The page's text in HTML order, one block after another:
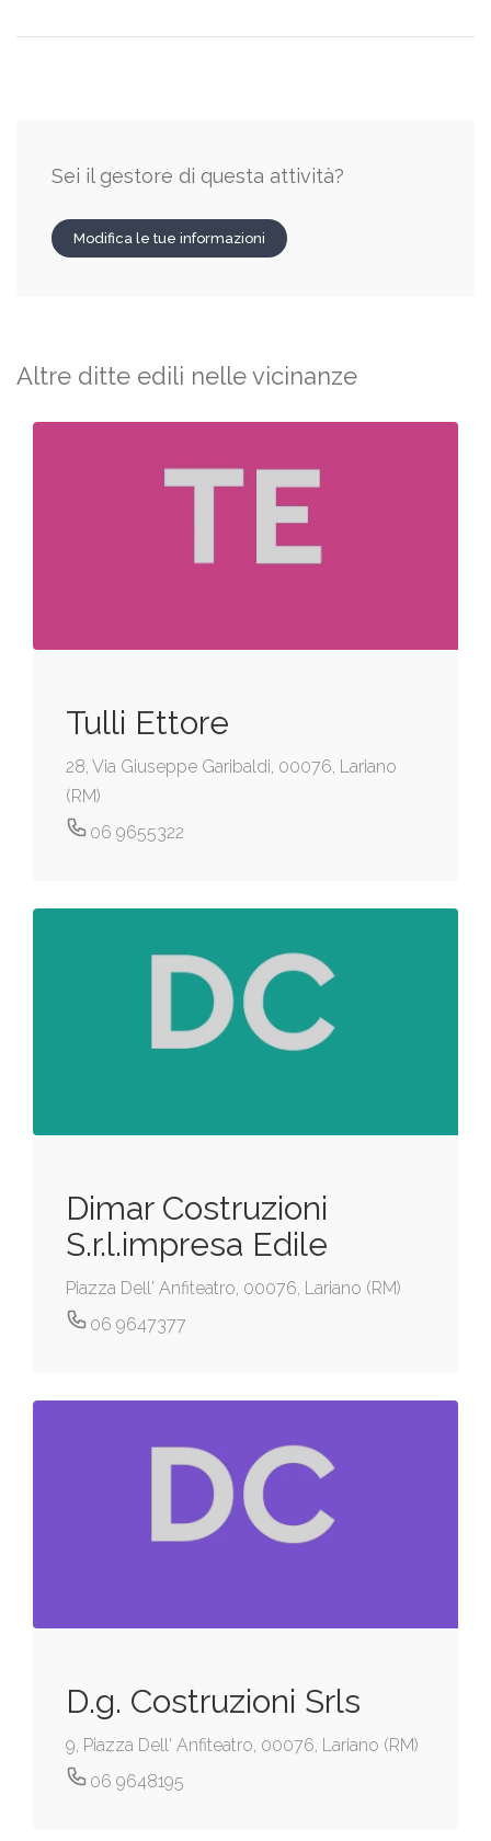
Sei il gestore di questa attività?
Modifica le tue informazioni
Altre ditte edili nelle vicinanze
Tulli Ettore
28, Via Giuseppe Garibaldi, 00076, Lariano
(RM)
06 9655322
Dimar Costruzioni
S.r.l.impresa Edile
Piazza Dell' Anfiteatro, 00076, Lariano (RM)
06 9647377
D.g. Costruzioni Srls
9, Piazza Dell' Anfiteatro, 00076, Lariano (RM)
06 9648195